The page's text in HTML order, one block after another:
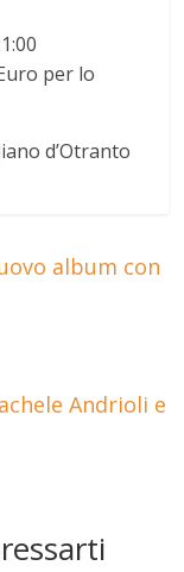
per lo
d’Otranto
album con
Andrioli e